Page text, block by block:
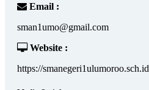
Email :
sman1umo@gmail.com
Website :
https://smanegeri1ulumoroo.sch.id